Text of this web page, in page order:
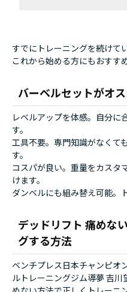
すでにトレーニングを続けて
これから始める方にもおすす
バーベルセットがオ
レベルアップを体感。自分に
す。
工具不要。専門知識がなくて
す。
コスパが良い。重量をカスタ
けます。
ダンベルにも組み替え可能。
デッドリフト 痛めな
グする方法
ベンチプレス日本チャンピオ
ルトレーニングジム導夢 吉